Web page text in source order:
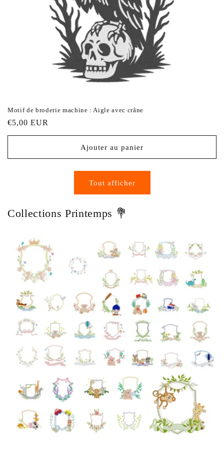
Motif de broderie machine : Aigle avec crâne
Prix
habituel
€5,00 EUR
Ajouter au panier
Tout afficher
Collections Printemps 💐